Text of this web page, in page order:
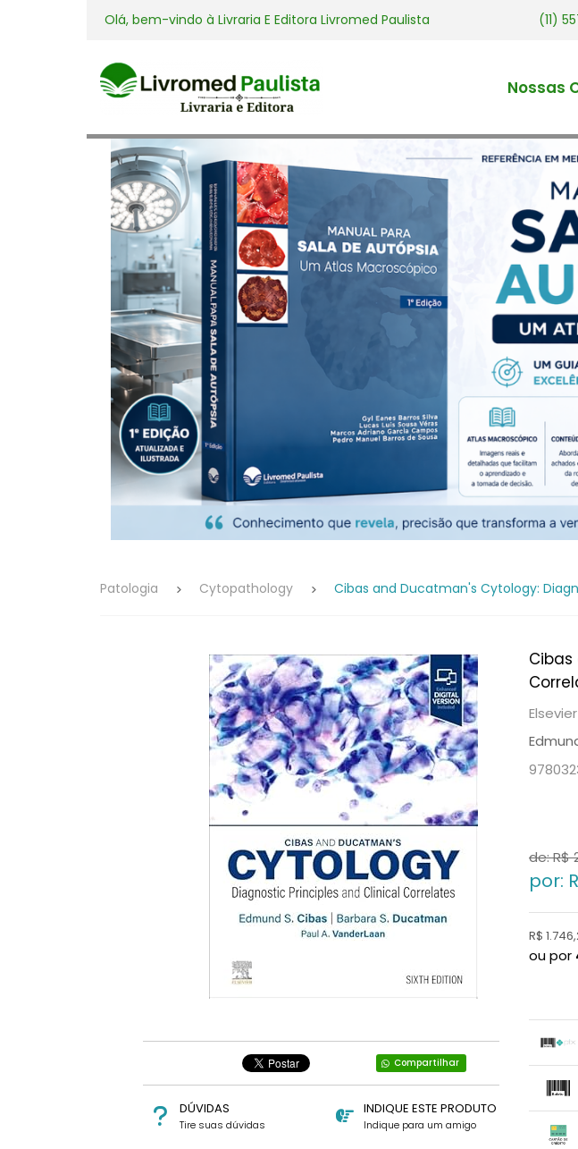
Olá, bem-vindo à Livraria E Editora Livromed Paulista (11)
Nossas
Patologia Cytopathology Cibas and Ducatman's Cytology:
Compartilhar
DÚVIDAS
Tire suas dúvidas
INDIQUE ESTE PRODUTO
Indique para um amigo
de: R$
por:
R$
ou por